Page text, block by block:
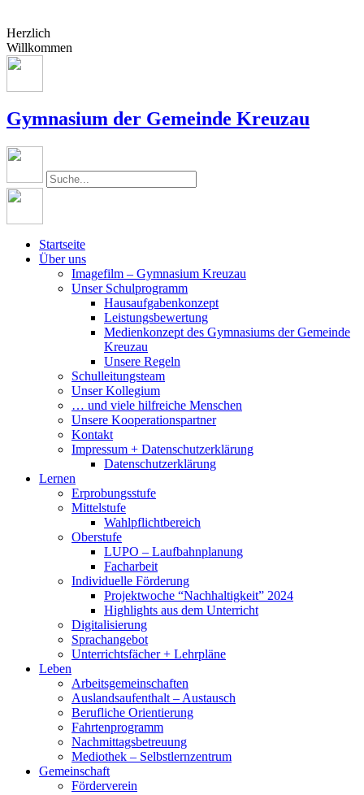
Herzlich
Willkommen
Gymnasium der Gemeinde Kreuzau
Startseite
Über uns
Imagefilm – Gymnasium Kreuzau
Unser Schulprogramm
Hausaufgabenkonzept
Leistungsbewertung
Medienkonzept des Gymnasiums der Gemeinde
Kreuzau
Unsere Regeln
Schulleitungsteam
Unser Kollegium
… und viele hilfreiche Menschen
Unsere Kooperationspartner
Kontakt
Impressum + Datenschutzerklärung
Datenschutzerklärung
Lernen
Erprobungsstufe
Mittelstufe
Wahlpflichtbereich
Oberstufe
LUPO – Laufbahnplanung
Facharbeit
Individuelle Förderung
Projektwoche “Nachhaltigkeit” 2024
Highlights aus dem Unterricht
Digitalisierung
Sprachangebot
Unterrichtsfächer + Lehrpläne
Leben
Arbeitsgemeinschaften
Auslandsaufenthalt – Austausch
Berufliche Orientierung
Fahrtenprogramm
Nachmittagsbetreuung
Mediothek – Selbstlernzentrum
Gemeinschaft
Förderverein